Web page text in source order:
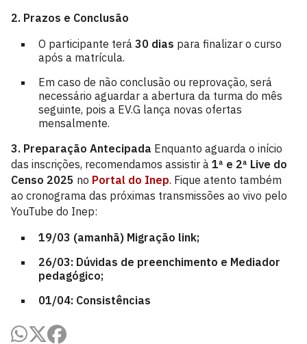
2. Prazos e Conclusão
O participante terá 30 dias para finalizar o curso
após a matrícula.
Em caso de não conclusão ou reprovação, será
necessário aguardar a abertura da turma do mês
seguinte, pois a EV.G lança novas ofertas
mensalmente.
3. Preparação Antecipada Enquanto aguarda o início
das inscrições, recomendamos assistir à 1ª e 2ª Live do
Censo 2025 no Portal do Inep. Fique atento também
ao cronograma das próximas transmissões ao vivo pelo
YouTube do Inep:
19/03 (amanhã) Migração link;
26/03: Dúvidas de preenchimento e Mediador
pedagógico;
01/04: Consistências